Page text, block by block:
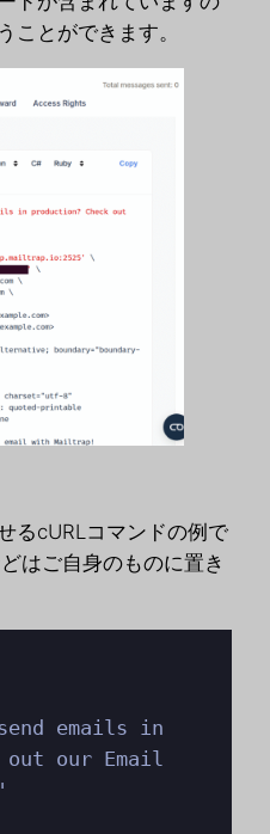
ことができます。
るcURLコマンドの例で
はご自身のものに置き
emails in
out our Email